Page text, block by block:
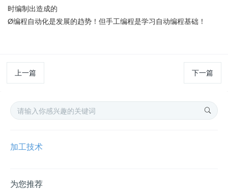
时编制出造成的
Ø编程自动化是发展的趋势！但手工编程是学习自动编程基础！
上一篇 下一篇
加工技术
为您推荐